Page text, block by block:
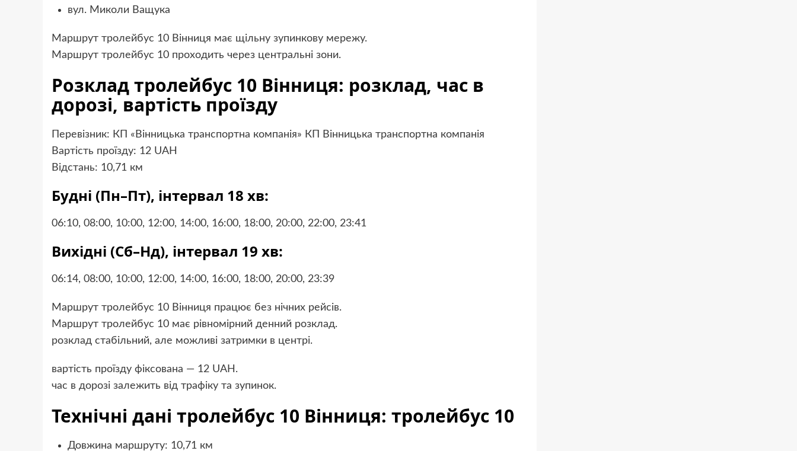
вул. Миколи Ващука
Маршрут тролейбус 10 Вінниця має щільну зупинкову мережу.
Маршрут тролейбус 10 проходить через центральні зони.
Розклад тролейбус 10 Вінниця: розклад, час в
дорозі, вартість проїзду
Перевізник: КП «Вінницька транспортна компанія» КП Вінницька транспортна компанія
Вартість проїзду: 12 UAH
Відстань: 10,71 км
Будні (Пн–Пт), інтервал 18 хв:
06:10, 08:00, 10:00, 12:00, 14:00, 16:00, 18:00, 20:00, 22:00, 23:41
Вихідні (Сб–Нд), інтервал 19 хв:
06:14, 08:00, 10:00, 12:00, 14:00, 16:00, 18:00, 20:00, 23:39
Маршрут тролейбус 10 Вінниця працює без нічних рейсів.
Маршрут тролейбус 10 має рівномірний денний розклад.
розклад стабільний, але можливі затримки в центрі.
вартість проїзду фіксована — 12 UAH.
час в дорозі залежить від трафіку та зупинок.
Технічні дані тролейбус 10 Вінниця: тролейбус 10
Довжина маршруту: 10,71 км